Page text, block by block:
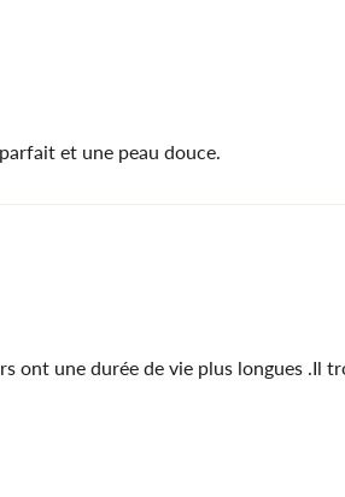
et une peau douce.
ont une durée de vie plus longues .Il